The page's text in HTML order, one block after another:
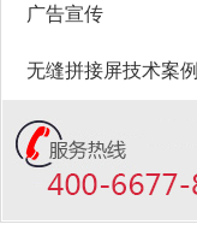
广告宣传
无缝拼接屏技术案例